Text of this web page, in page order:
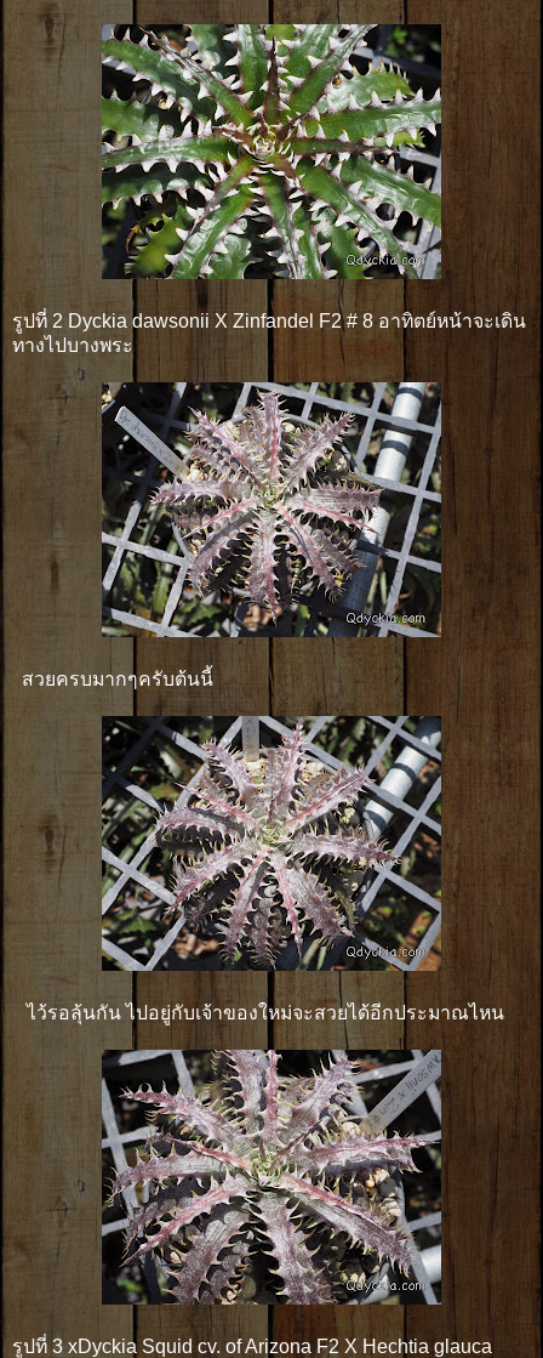
รูปที่ 2 Dyckia dawsonii X Zinfandel F2 # 8 อาทิตย์หน้าจะเดิน
ทางไปบางพระ
สวยครบมากๆครับต้นนี้
ไว้รอลุ้นกัน ไปอยู่กับเจ้าของใหม่จะสวยได้อีกประมาณไหน
รูปที่ 3 xDyckia Squid cv. of Arizona F2 X Hechtia glauca